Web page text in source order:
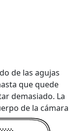
de las agujas
que quede
demasiado. La
de la cámara